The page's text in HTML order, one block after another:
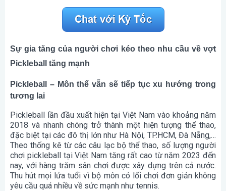
Sự gia tăng của người chơi kéo theo nhu cầu về vợt
Pickleball tăng mạnh
Pickleball – Môn thể vẫn sẽ tiếp tục xu hướng trong
tương lai
Pickleball lần đầu xuất hiện tại Việt Nam vào khoảng năm
2018 và nhanh chóng trở thành một hiện tượng thể thao,
đặc biệt tại các đô thị lớn như Hà Nội, TP.HCM, Đà Nẵng,…
Theo thống kê từ các câu lạc bộ thể thao, số lượng người
chơi pickleball tại Việt Nam tăng rất cao từ năm 2023 đến
nay, với hàng trăm sân chơi được xây dựng trên cả nước.
Thu hút mọi lứa tuổi vì bộ môn có lối chơi đơn giản không
yêu cầu quá nhiều về sức mạnh như tennis.